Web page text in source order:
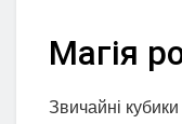
Магія
Звичайні